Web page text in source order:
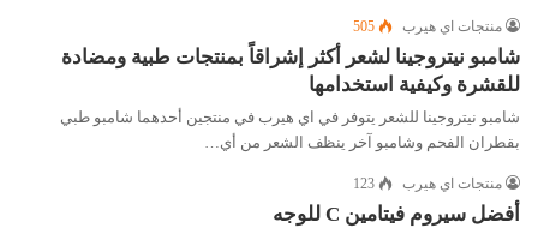
منتجات اي هيرب 505
شامبو نيتروجينا لشعر أكثر إشراقاً بمنتجات طبية ومضادة
للقشرة وكيفية استخدامها
شامبو نيتروجينا للشعر يتوفر في اي هيرب في منتجين أحدهما شامبو طبي
بقطران الفحم وشامبو آخر ينظف الشعر من أي…
منتجات اي هيرب 123
أفضل سيروم فيتامين C للوجه